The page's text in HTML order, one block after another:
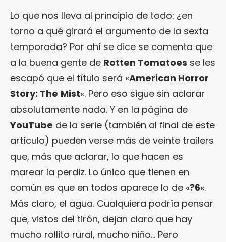
Lo que nos lleva al principio de todo: ¿en
torno a qué girará el argumento de la sexta
temporada? Por ahí se dice se comenta que
a la buena gente de Rotten Tomatoes se les
escapó que el título será «American Horror
Story: The Mist«. Pero eso sigue sin aclarar
absolutamente nada. Y en la página de
YouTube de la serie (también al final de este
artículo) pueden verse más de veinte trailers
que, más que aclarar, lo que hacen es
marear la perdiz. Lo único que tienen en
común es que en todos aparece lo de «?6«.
Más claro, el agua. Cualquiera podría pensar
que, vistos del tirón, dejan claro que hay
mucho rollito rural, mucho niño… Pero